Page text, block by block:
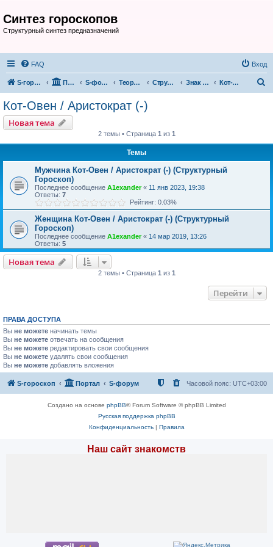
Синтез гороскопов
Структурный синтез предназначений
FAQ Вход
S-гороскоп Портал S-форум Теория и практика «Структурного Гороскопа» © Структурные Знаки (год-месяц, день) Знак Кота Кот-Овен / Аристократ (-)
Кот-Овен / Аристократ (-)
Новая тема
2 темы • Страница 1 из 1
Темы
Мужчина Кот-Овен / Аристократ (-) (Структурный
Гороскоп)
Последнее сообщение A1exander« 11 янв 2023, 19:38
Ответы: 7
Рейтинг: 0.03%
Женщина Кот-Овен / Аристократ (-) (Структурный
Гороскоп)
Последнее сообщение A1exander« 14 мар 2019, 13:26
Ответы: 5
Новая тема
2 темы • Страница 1 из 1
Перейти
ПРАВА ДОСТУПА
Вы не можете начинать темы
Вы не можете отвечать на сообщения
Вы не можете редактировать свои сообщения
Вы не можете удалять свои сообщения
Вы не можете добавлять вложения
S-гороскоп Портал S-форум Часовой пояс: UTC+03:00
Создано на основе phpBB® Forum Software © phpBB Limited
Русская поддержка phpBB
Конфиденциальность| Правила
Наш сайт знакомств